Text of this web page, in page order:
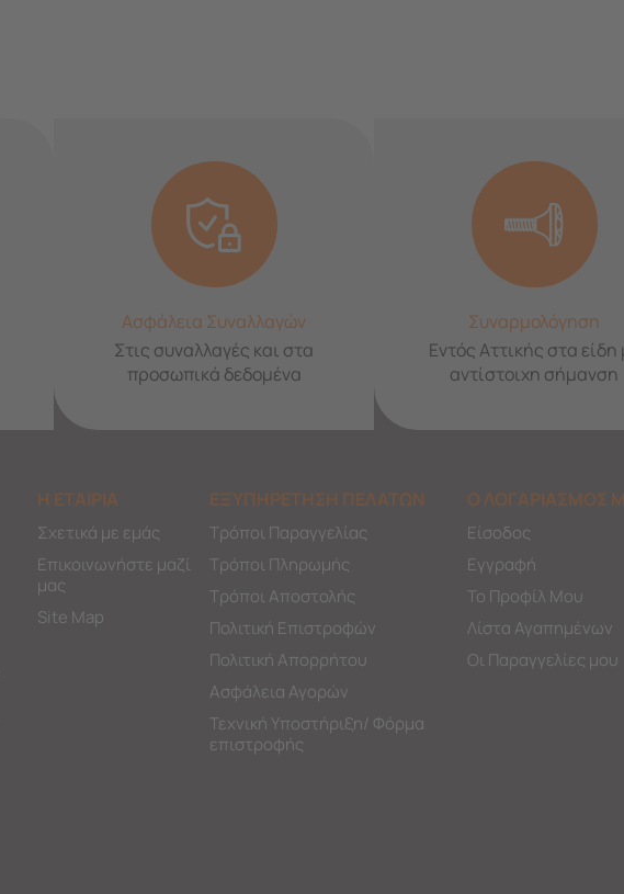
Ασφάλεια Συναλλαγών
Στις συναλλαγές και στα
προσωπικά δεδομένα
Συναρμολόγηση
Εντός Αττικής στα είδη
αντίστοιχη σήμανση
Η ΕΤΑΙΡΙΑ
Σχετικά με εμάς
Επικοινωνήστε μαζί
μας
Site Map
ΕΞΥΠΗΡΕΤΗΣΗ ΠΕΛΑΤΩΝ
Τρόποι Παραγγελίας
Τρόποι Πληρωμής
Τρόποι Αποστολής
Πολιτική Επιστροφών
Πολιτική Απορρήτου
Ασφάλεια Αγορών
Τεχνική Υποστήριξη/ Φόρμα
επιστροφής
Ο ΛΟΓΑΡΙΑΣΜΟΣ
Είσοδος
Εγγραφή
Το Προφίλ Μου
Λίστα Αγαπημένων
Οι Παραγγελίες μου